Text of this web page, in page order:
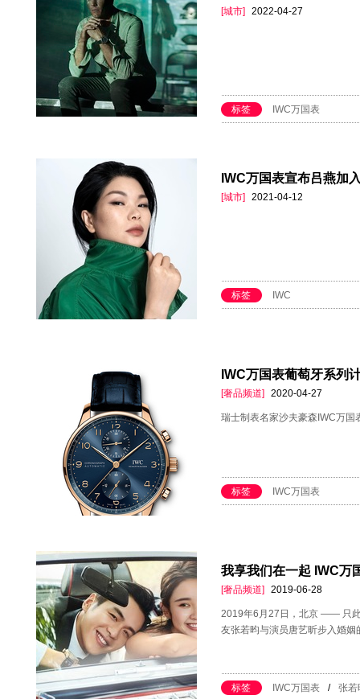
[城市] 2022-04-27
标签 IWC万国表
IWC万国表宣布吕燕加
[城市] 2021-04-12
标签 IWC
IWC万国表葡萄牙系列
[奢品频道] 2020-04-27
瑞士制表名家沙夫豪森IWC万
标签 IWC万国表
我享我们在一起 IWC万
[奢品频道] 2019-06-28
2019年6月27日，北京 —— 只
友张若昀与演员唐艺昕步入婚
标签 IWC万国表 / 张若